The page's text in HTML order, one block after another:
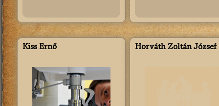
Kiss Ernő Horváth Zoltán József